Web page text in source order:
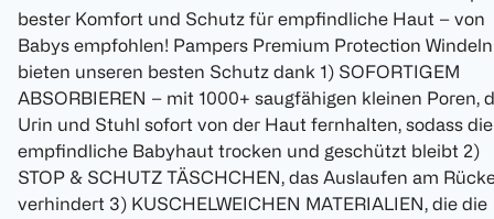
bester Komfort und Schutz für empfindliche Haut – von
Babys empfohlen! Pampers Premium Protection Windeln
bieten unseren besten Schutz dank 1) SOFORTIGEM
ABSORBIEREN – mit 1000+ saugfähigen kleinen Poren,
Urin und Stuhl sofort von der Haut fernhalten, sodass die
empfindliche Babyhaut trocken und geschützt bleibt 2)
STOP & SCHUTZ TÄSCHCHEN, das Auslaufen am
verhindert 3) KUSCHELWEICHEN MATERIALIEN, die die